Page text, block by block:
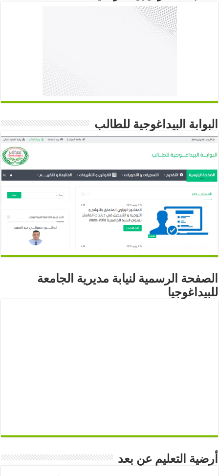
البوابة البيداغوجية للطالب
الصفحة الرسمية لنيابة مديرية الجامعة
للبيداغوجيا
أرضية التعليم عن بعد